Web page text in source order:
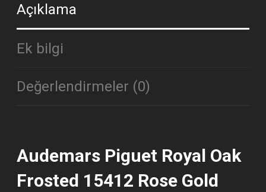
Açıklama
Ek bilgi
Değerlendirmeler (0)
Audemars Piguet Royal Oak
Frosted 15412 Rose Gold